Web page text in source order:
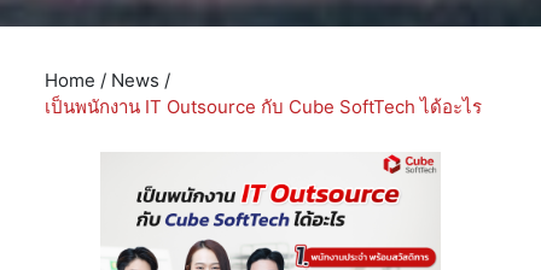
Home / News /
เป็นพนักงาน IT Outsource กับ Cube SoftTech ได้อะไร